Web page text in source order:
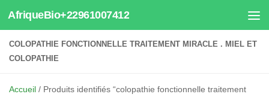
Au dessous du contenu
AfriqueBio+22961007412
COLOPATHIE FONCTIONNELLE TRAITEMENT MIRACLE . MIEL ET
COLOPATHIE
Accueil / Produits identifiés “colopathie fonctionnelle traitement